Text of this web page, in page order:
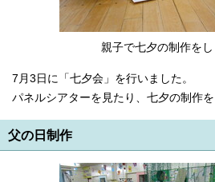
親子で七夕の制作をし
7月3日に「七夕会」を行いました。
パネルシアターを見たり、七夕の制作を
父の日制作